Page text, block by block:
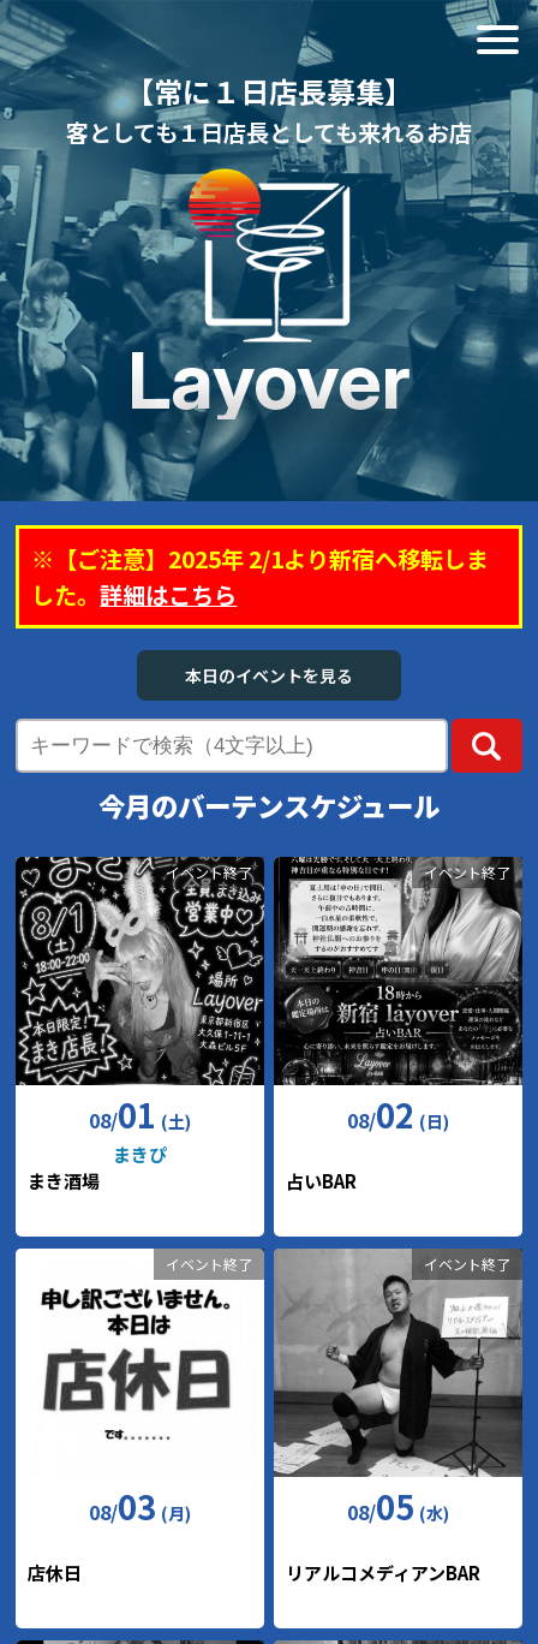
【常に１日店長募集】
客としても１日店長としても来れるお店
Layover
※【ご注意】2025年 2/1より新宿へ移転しま
した。詳細はこちら
本日のイベントを見る
今月のバーテンスケジュール
イベント終了
08/01 (土)
まきぴ
まき酒場
イベント終了
08/02 (日)
占いBAR
イベント終了
08/03 (月)
店休日
イベント終了
08/05 (水)
リアルコメディアンBAR